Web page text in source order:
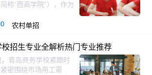
称“西高学院”），作为
农村单招
招生专业全解析热门专业推荐
青岛商务学校紧跟时
密围绕市场用工需